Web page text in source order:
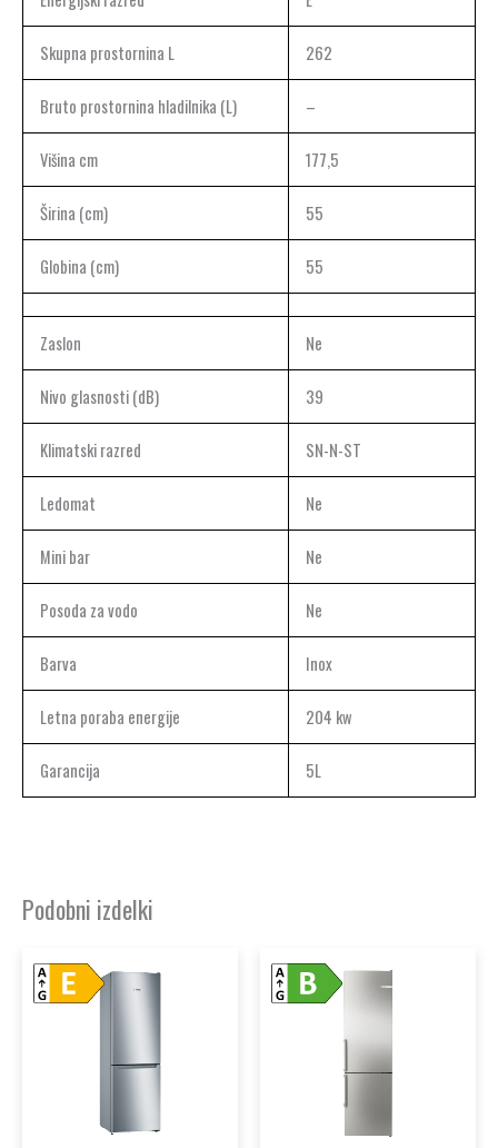
Skupna prostornina L 262
Bruto prostornina hladilnika (L) –
Višina cm 177,5
Širina (cm) 55
Globina (cm) 55
Zaslon Ne
Nivo glasnosti (dB) 39
Klimatski razred SN-N-ST
Ledomat Ne
Mini bar Ne
Posoda za vodo Ne
Barva Inox
Letna poraba energije 204 kw
Garancija 5L
Podobni izdelki